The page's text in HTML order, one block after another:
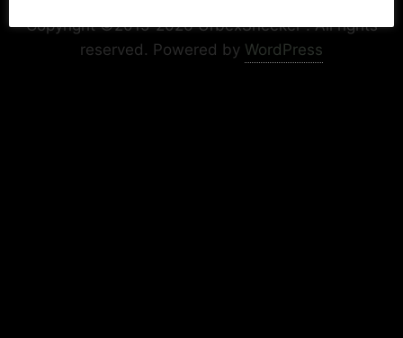
Copyright ©2015-2026 UrbexSneeker . All rights
reserved. Powered by WordPress